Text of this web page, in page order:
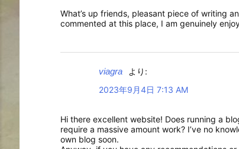
What’s up friends, pleasant piece of writing
commented at this place, I am genuinely
viagra
より:
2023年9月4日 7:13 AM
Hi there excellent website! Does running a
require a massive amount work? I’ve no
own blog soon.